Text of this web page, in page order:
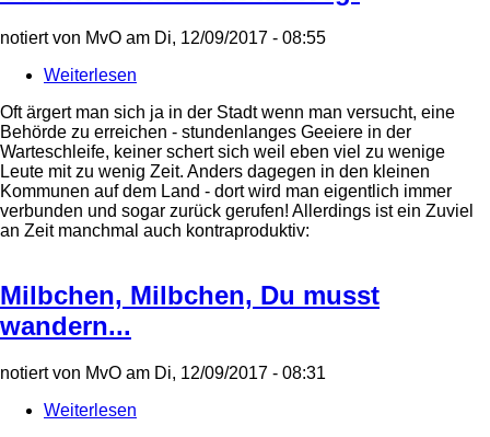
notiert von MvO am Di, 12/09/2017 - 08:55
Weiterlesen
-
Grashalme
im
Weg!
Oft ärgert man sich ja in der Stadt wenn man versucht, eine
Behörde zu erreichen - stundenlanges Geeiere in der
Warteschleife, keiner schert sich weil eben viel zu wenige
Leute mit zu wenig Zeit. Anders dagegen in den kleinen
Kommunen auf dem Land - dort wird man eigentlich immer
verbunden und sogar zurück gerufen! Allerdings ist ein Zuviel
an Zeit manchmal auch kontraproduktiv:
Milbchen, Milbchen, Du musst
wandern...
notiert von MvO am Di, 12/09/2017 - 08:31
Weiterlesen